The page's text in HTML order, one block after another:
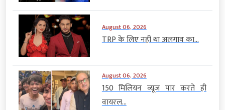
August 06, 2026
TRP के लिए नहीं था अलगाव का...
August 06, 2026
150 मिलियन व्यूज पार करते ही
वायरल...